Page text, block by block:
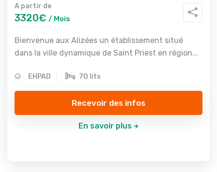
A partir de
3320€ / Mois
Bienvenue aux Alizées un établissement situé
dans la ville dynamique de Saint Priest en région...
EHPAD 70 lits
Recevoir des infos
En savoir plus